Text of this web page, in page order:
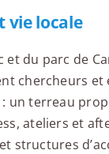
vie locale
et du parc de
chercheurs et
un terreau
ateliers et
structures